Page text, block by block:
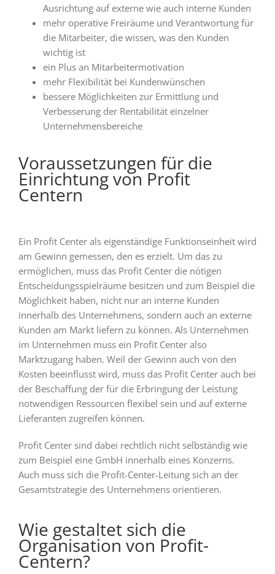
Ausrichtung auf externe wie auch interne Kunden
mehr operative Freiräume und Verantwortung für
die Mitarbeiter, die wissen, was den Kunden
wichtig ist
ein Plus an Mitarbeitermotivation
mehr Flexibilität bei Kundenwünschen
bessere Möglichkeiten zur Ermittlung und
Verbesserung der Rentabilität einzelner
Unternehmensbereiche
Voraussetzungen für die
Einrichtung von Profit
Centern
Ein Profit Center als eigenständige Funktionseinheit wird
am Gewinn gemessen, den es erzielt. Um das zu
ermöglichen, muss das Profit Center die nötigen
Entscheidungsspielräume besitzen und zum Beispiel die
Möglichkeit haben, nicht nur an interne Kunden
innerhalb des Unternehmens, sondern auch an externe
Kunden am Markt liefern zu können. Als Unternehmen
im Unternehmen muss ein Profit Center also
Marktzugang haben. Weil der Gewinn auch von den
Kosten beeinflusst wird, muss das Profit Center auch bei
der Beschaffung der für die Erbringung der Leistung
notwendigen Ressourcen flexibel sein und auf externe
Lieferanten zugreifen können.
Profit Center sind dabei rechtlich nicht selbständig wie
zum Beispiel eine GmbH innerhalb eines Konzerns.
Auch muss sich die Profit-Center-Leitung sich an der
Gesamtstrategie des Unternehmens orientieren.
Wie gestaltet sich die
Organisation von Profit-
Centern?